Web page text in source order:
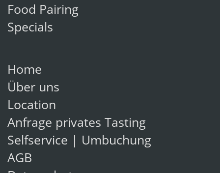
Food Pairing
Specials
Home
Über uns
Location
Anfrage privates Tasting
Selfservice | Umbuchung
AGB